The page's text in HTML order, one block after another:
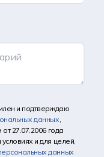
и подтверждаю
данных,
27.07.2006 года
и для целей,
данных